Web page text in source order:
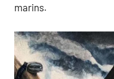
marins.